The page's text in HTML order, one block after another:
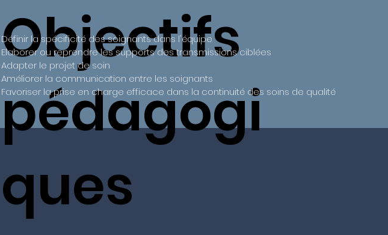
Objectifs
pédagogi
ques
Définir la spécificité des soignants dans l'équipe
Elaborer ou reprendre les supports des transmissions ciblées
Adapter le projet de soin
Améliorer la communication entre les soignants
Favoriser la prise en charge efficace dans la continuité des soins de qualité